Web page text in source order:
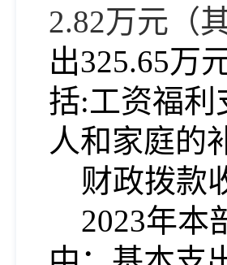
2.82万元（
出325.65万
括:工资福利
人和家庭的
财政拨款
2023年本